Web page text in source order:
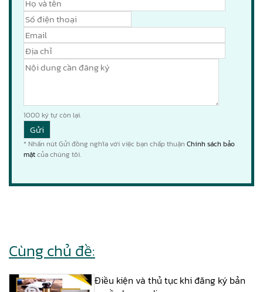
1000 ký tự còn lại.
* Nhấn nút Gửi đồng nghĩa với việc bạn chấp thuận Chính sách bảo
mậtcủa chúng tôi.
Cùng chủ đề:
Điều kiện và thủ tục khi đăng ký bản